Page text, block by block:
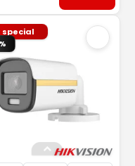
special